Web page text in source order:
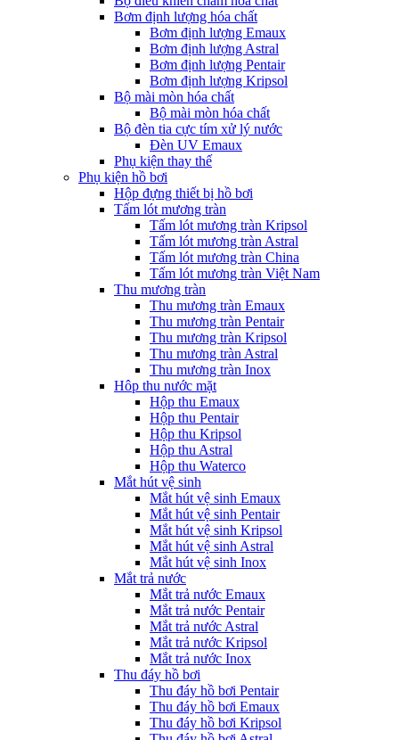
Bơm định lượng hóa chất
Bơm định lượng Emaux
Bơm định lượng Astral
Bơm định lượng Pentair
Bơm định lượng Kripsol
Bộ mài mòn hóa chất
Bộ mài mòn hóa chất
Bộ đèn tia cực tím xử lý nước
Đèn UV Emaux
Phụ kiện thay thế
Phụ kiện hồ bơi
Hộp đựng thiết bị hồ bơi
Tấm lót mương tràn
Tấm lót mương tràn Kripsol
Tấm lót mương tràn Astral
Tấm lót mương tràn China
Tấm lót mương tràn Việt Nam
Thu mương tràn
Thu mương tràn Emaux
Thu mương tràn Pentair
Thu mương tràn Kripsol
Thu mương tràn Astral
Thu mương tràn Inox
Hôp thu nước mặt
Hộp thu Emaux
Hộp thu Pentair
Hộp thu Kripsol
Hộp thu Astral
Hộp thu Waterco
Mắt hút vệ sinh
Mắt hút vệ sinh Emaux
Mắt hút vệ sinh Pentair
Mắt hút vệ sinh Kripsol
Mắt hút vệ sinh Astral
Mắt hút vệ sinh Inox
Mắt trả nước
Mắt trả nước Emaux
Mắt trả nước Pentair
Mắt trả nước Astral
Mắt trả nước Kripsol
Mắt trả nước Inox
Thu đáy hồ bơi
Thu đáy hồ bơi Pentair
Thu đáy hồ bơi Emaux
Thu đáy hồ bơi Kripsol